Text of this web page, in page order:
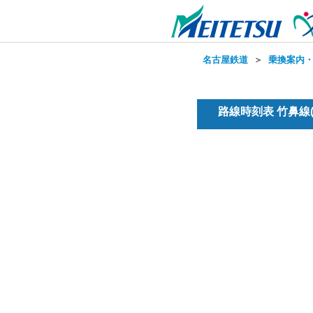
名古屋鉄道 ＞ 乗換案内
路線時刻表 竹鼻